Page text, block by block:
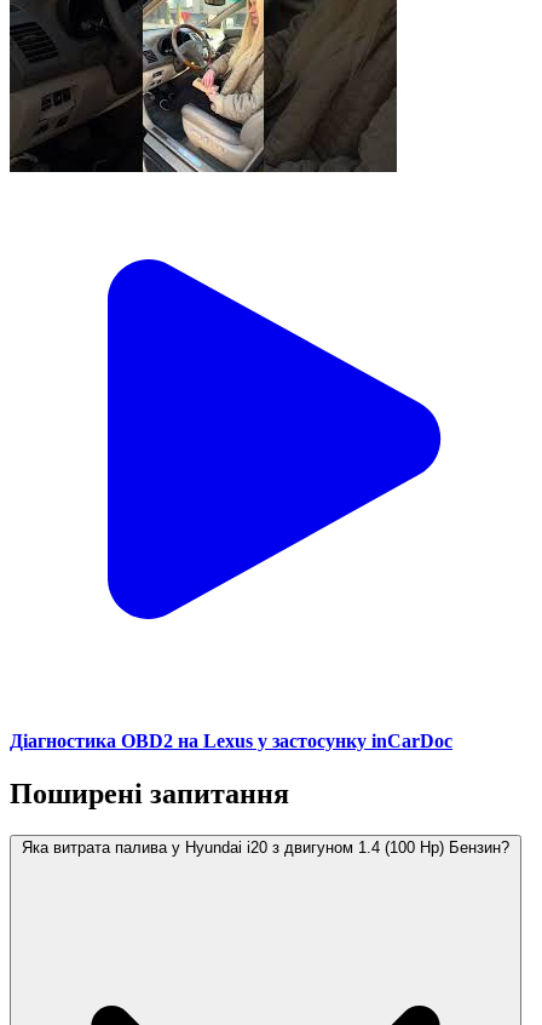
Діагностика OBD2 на Lexus у застосунку inCarDoc
Поширені запитання
Яка витрата палива у Hyundai i20 з двигуном 1.4 (100 Hp) Бензин?